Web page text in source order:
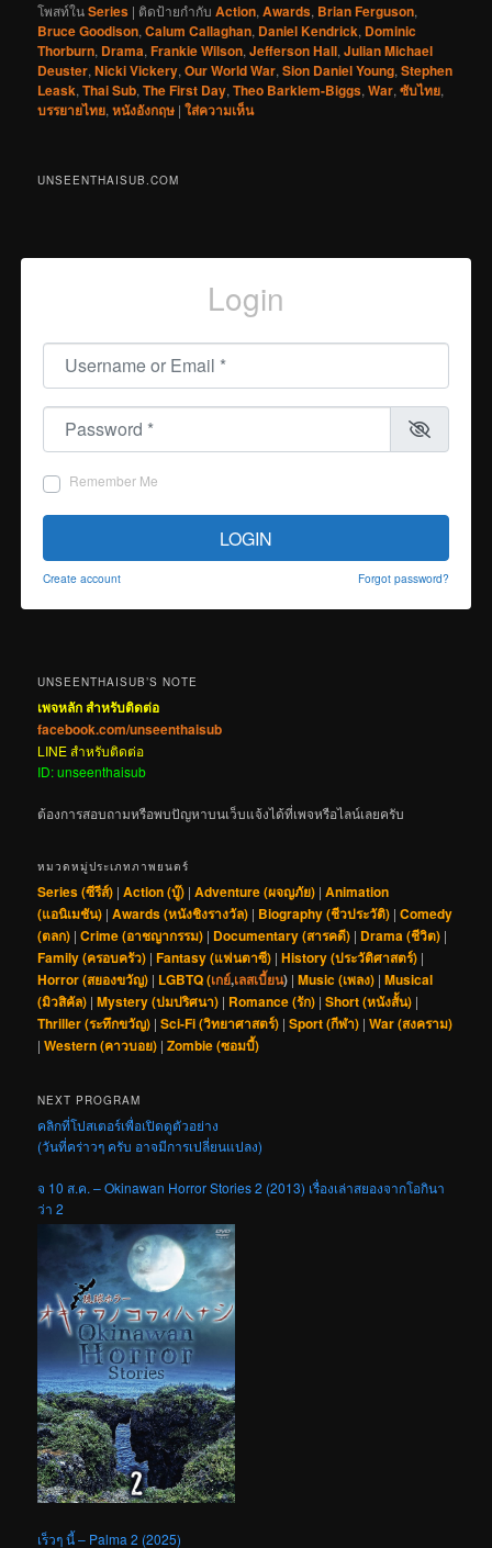
โพสท์ในSeries | ติดป้ายกำกับ Action,Awards, Brian Ferguson,
Bruce Goodison,Calum Callaghan, Daniel Kendrick, Dominic
Thorburn, Drama,Frankie Wilson,Jefferson Hall,Julian Michael
Deuster,Nicki Vickery,Our World War,Sion Daniel Young,Stephen
Leask,Thai Sub,The First Day,Theo Barklem-Biggs,War,ซับไทย,
บรรยายไทย,หนังอังกฤษ |ใส่ความเห็น
UNSEENTHAISUB.COM
Login
Username or Email
Password
Remember Me
LOGIN
Create account Forgot password?
UNSEENTHAISUB’S NOTE
เพจหลัก สำหรับติดต่อ
facebook.com/unseenthaisub
LINE สำหรับติดต่อ
ID: unseenthaisub
ต้องการสอบถามหรือพบปัญหาบนเว็บแจ้งได้ที่เพจหรือไลน์เลยครับ
หมวดหมู่ประเภทภาพยนตร์
Series (ซีรีส์) |Action (บู๊) |Adventure (ผจญภัย) |Animation
(แอนิเมชัน) |Awards (หนังชิงรางวัล) | Biography (ชีวประวัติ) |Comedy
(ตลก) |Crime (อาชญากรรม) | Documentary (สารคดี) | Drama (ชีวิต) |
Family (ครอบครัว) |Fantasy (แฟนตาซี) |History (ประวัติศาสตร์) |
Horror (สยองขวัญ) | LGBTQ (เกย์,เลสเบี้ยน) |Music (เพลง) |Musical
(มิวสิคัล) |Mystery (ปมปริศนา) | Romance (รัก) |Short (หนังสั้น) |
Thriller (ระทึกขวัญ) |Sci-Fi (วิทยาศาสตร์) |Sport (กีฬา) |War (สงคราม)
|Western (คาวบอย) |Zombie (ซอมบี้)
NEXT PROGRAM
คลิกที่โปสเตอร์เพื่อเปิดดูตัวอย่าง
(วันที่คร่าวๆ ครับ อาจมีการเปลี่ยนแปลง)
จ 10 ส.ค. – Okinawan Horror Stories 2 (2013) เรื่องเล่าสยองจากโอกินา
ว่า 2
เร็วๆ นี้ – Palma 2 (2025)